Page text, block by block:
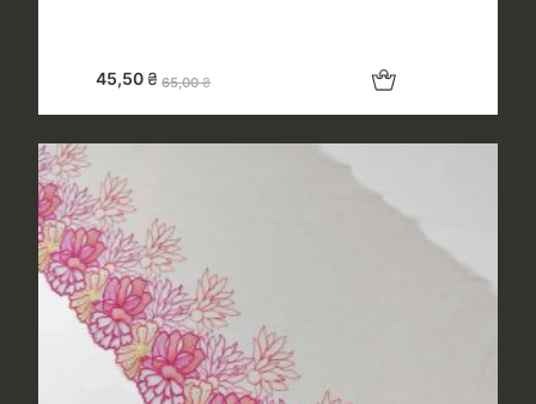
65,00₴
45,50₴ Добавить в корзину